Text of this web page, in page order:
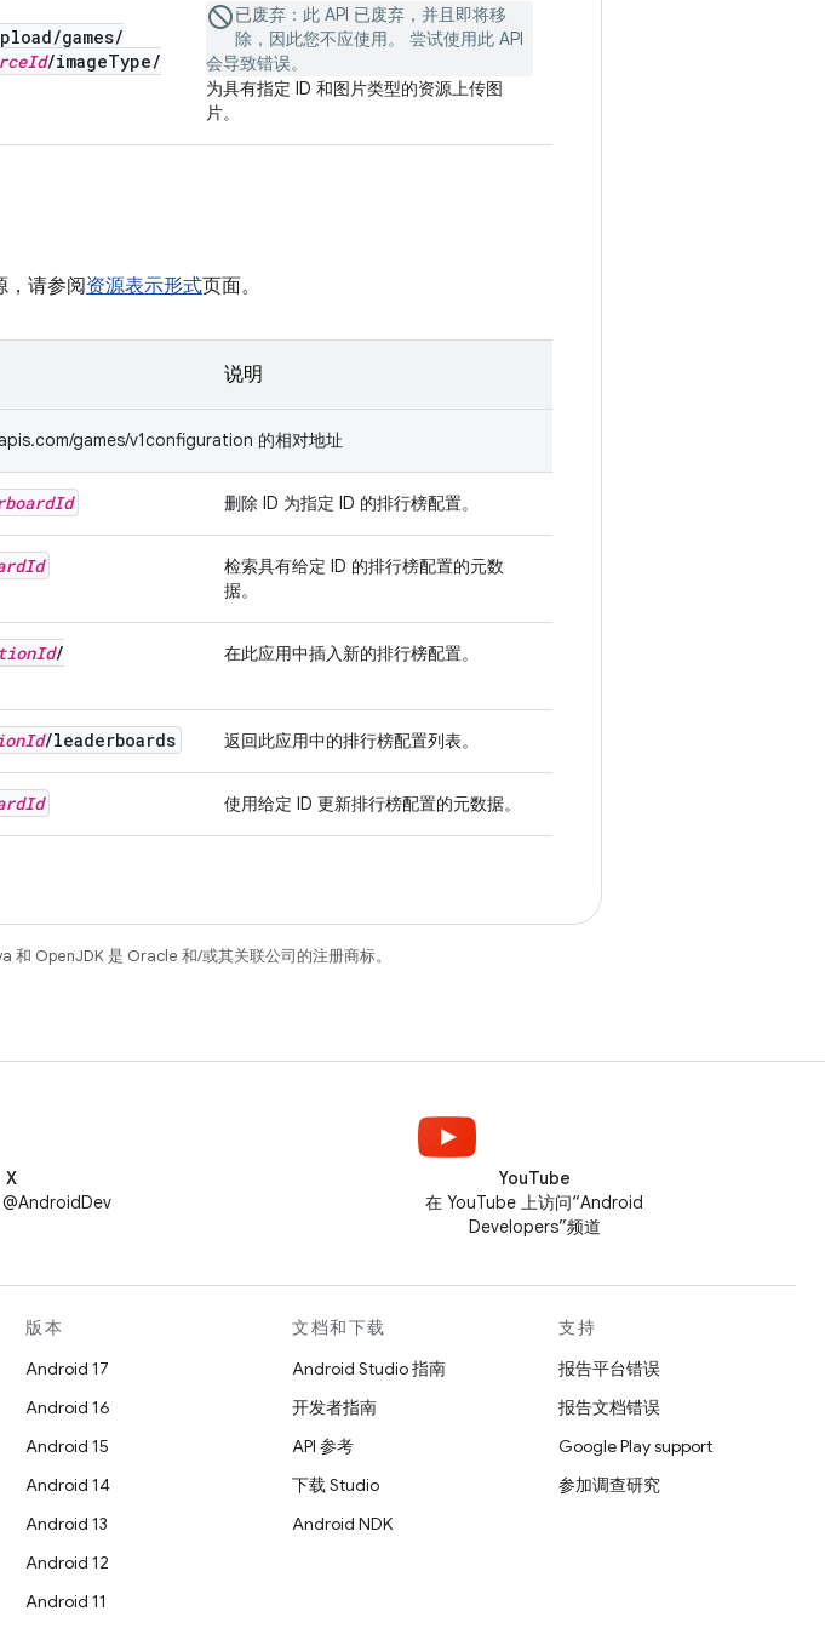
/games/
Id/imageType/
已废弃 ：此 API 已废弃，并且即将移
除，因此您不应使用。 尝试使用此 API
会导致错误。
为具有指定 ID 和图片类型的资源上传图
片。
请参阅资源表示形式页面。
说明
games/v1configuration 的相对地址
Id 删除 ID 为指定 ID 的排行榜配置。
Id
检索具有给定 ID 的排行榜配置的元数
据。
Id/
在此应用中插入新的排行榜配置。
Id/leaderboards 返回此应用中的排行榜配置列表。
Id 使用给定 ID 更新排行榜配置的元数据。
和 OpenJDK 是 Oracle 和/或其关联公司的注册商标。
X
YouTube
在 YouTube 上访问“Android
Developers”频道
版本
Android 17
Android 16
Android 15
Android 14
Android 13
Android 12
Android 11
文档和下载
Android Studio 指南
开发者指南
API 参考
下载 Studio
Android NDK
支持
报告平台错误
报告文档错误
Google Play support
参加调查研究